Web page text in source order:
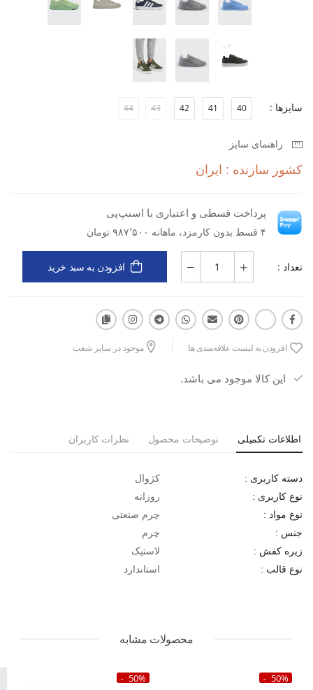
سایزها : 40
41
42
43
44
راهنمای سایز
کشور سازنده : ایران
پرداخت قسطی و اعتباری با اسنپ‌پی
۴ قسط بدون کارمزد، ماهانه ۹۸۷٬۵۰۰ تومان
تعداد : افزودن به سبد خرید
افزودن به لیست علاقه‌مندی ها موجود در سایر شعب
این کالا موجود می باشد.
اطلاعات تکمیلی توضیحات محصول نظرات کاربران
دسته کاربری : کژوال
نوع کاربری : روزانه
نوع مواد : چرم صنعتی
جنس : چرم
زیره کفش : لاستیک
نوع قالب : استاندارد
محصولات مشابه
50%
50%